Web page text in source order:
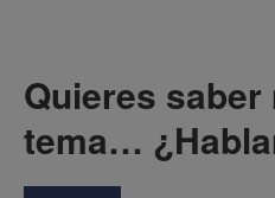
Quieres saber
tema…